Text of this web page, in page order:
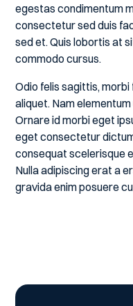
egestas condimentum
consectetur sed duis
sed et. Quis lobortis at
commodo cursus.
Odio felis sagittis,
aliquet. Nam
Ornare id morbi eget
eget consectetur
consequat scelerisque
Nulla adipiscing erat a
gravida enim posuere